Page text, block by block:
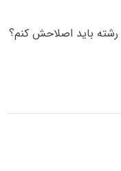
باید اصلاحش کنم؟